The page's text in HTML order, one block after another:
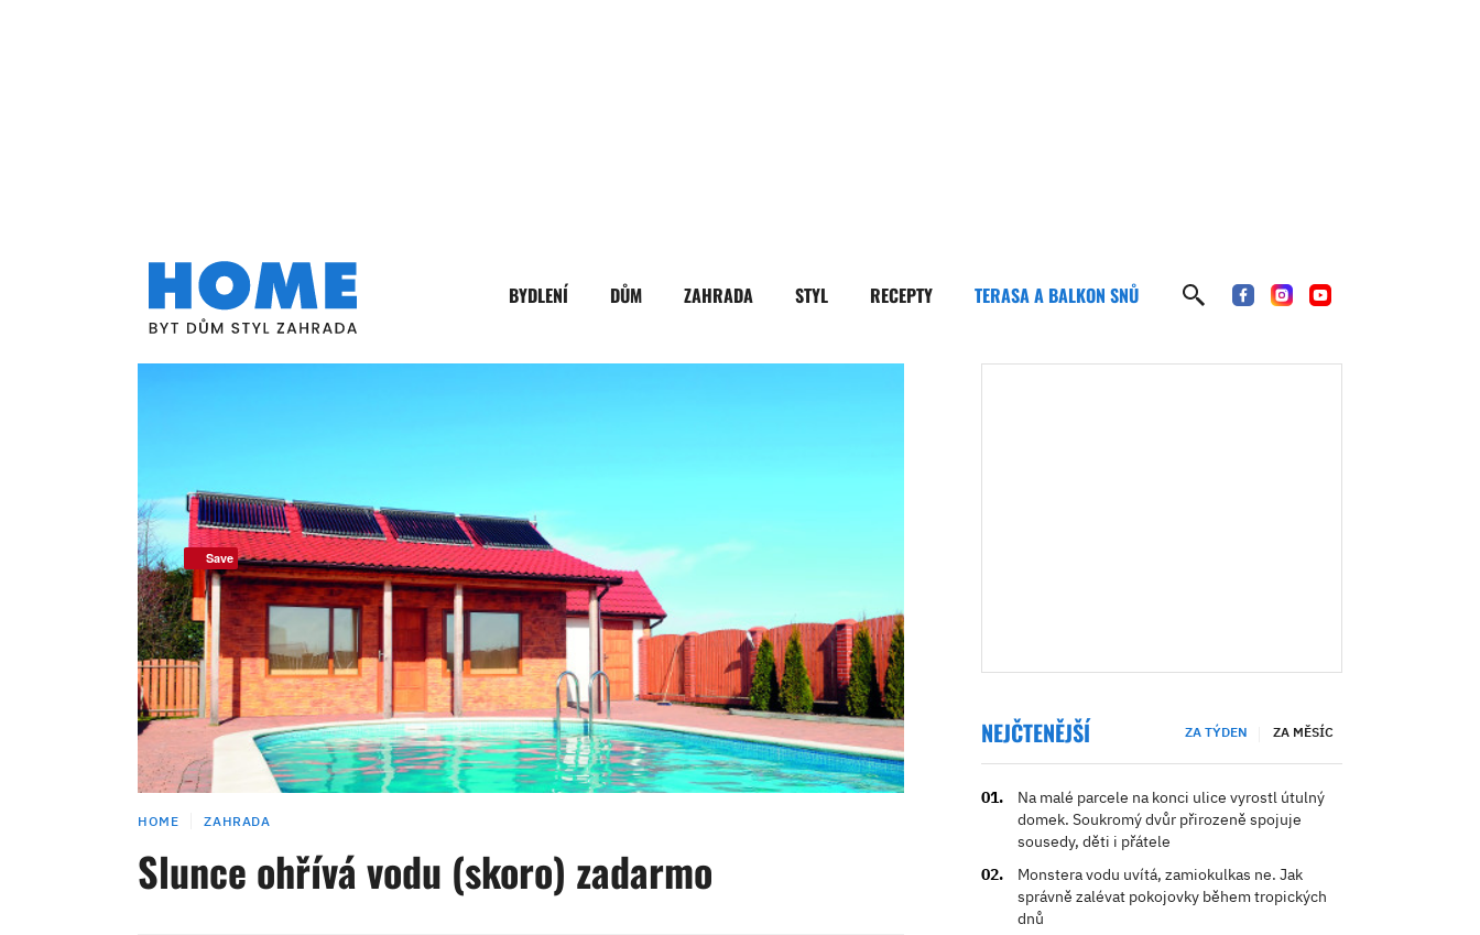
BYDLENÍ DŮM ZAHRADA STYL RECEPTY TERASA A BALKON SNŮ
HOME ZAHRADA
Slunce ohřívá vodu (skoro) zadarmo
Save
NEJČTENĚJŠÍ ZA TÝDEN ZA MĚSÍC
Na malé parcele na konci ulice vyrostl útulný
domek. Soukromý dvůr přirozeně spojuje
sousedy, děti i přátele
Monstera vodu uvítá, zamiokulkas ne. Jak
správně zalévat pokojovky během tropických
dnů